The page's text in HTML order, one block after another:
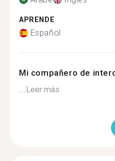
APRENDE
Español
Mi compañero de
...Leer más